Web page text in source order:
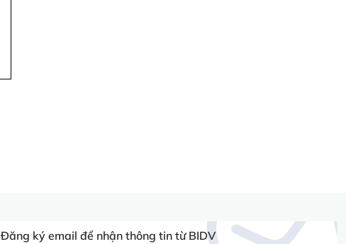
Đăng ký email để nhận thông tin từ BIDV